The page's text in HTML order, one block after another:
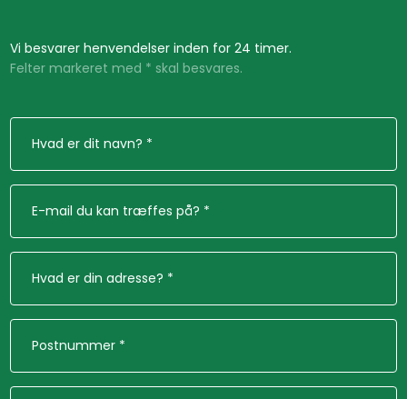
Vi besvarer henvendelser inden for 24 timer.​​
Felter markeret med * skal besvares.